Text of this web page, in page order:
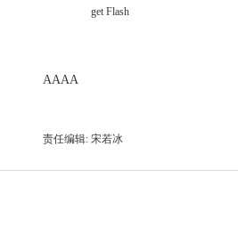
get Flash
AAAA
责任编辑: 宋若冰